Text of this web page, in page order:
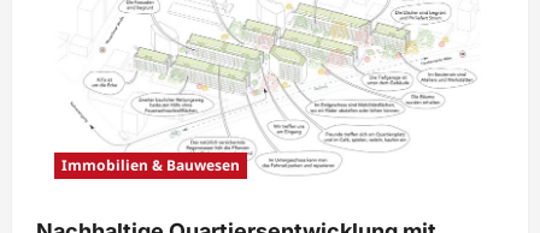
Immobilien & Bauwesen